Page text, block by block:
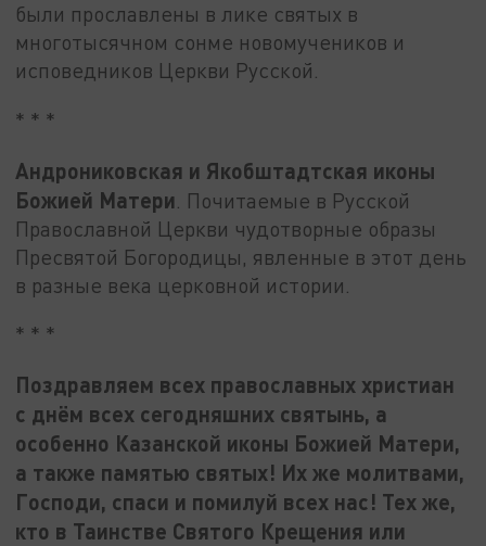
были прославлены в лике святых в
многотысячном сонме новомучеников и
исповедников Церкви Русской.
* * *
Андрониковская и Якобштадтская иконы
Божией Матери . Почитаемые в Русской
Православной Церкви чудотворные образы
Пресвятой Богородицы, явленные в этот день
в разные века церковной истории.
* * *
Поздравляем всех православных христиан
с днём всех сегодняшних святынь, а
особенно Казанской иконы Божией Матери,
а также памятью святых! Их же молитвами,
Господи, спаси и помилуй всех нас! Тех же,
кто в Таинстве Святого Крещения или